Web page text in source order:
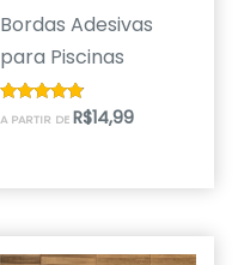
Bordas Adesivas
para Piscinas
Avaliação
A PARTIR DE R$14,99